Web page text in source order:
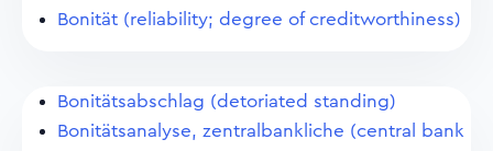
Bonität (reliability; degree of creditworthiness)
Bonitätsabschlag (detoriated standing)
Bonitätsanalyse, zentralbankliche (central bank